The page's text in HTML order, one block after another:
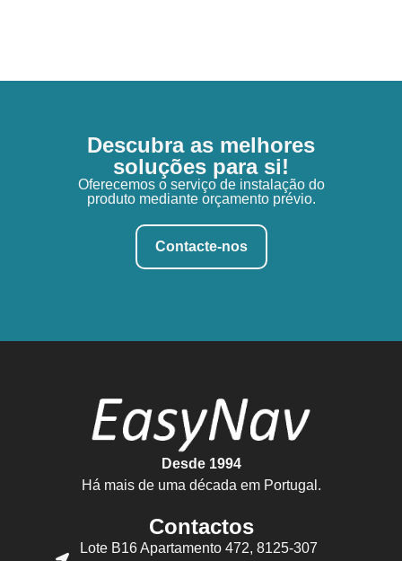
Descubra as melhores
soluções para si!
Oferecemos o serviço de instalação do
produto mediante orçamento prévio.
Contacte-nos
Desde 1994
Há mais de uma década em Portugal.
Contactos
Lote B16 Apartamento 472, 8125-307